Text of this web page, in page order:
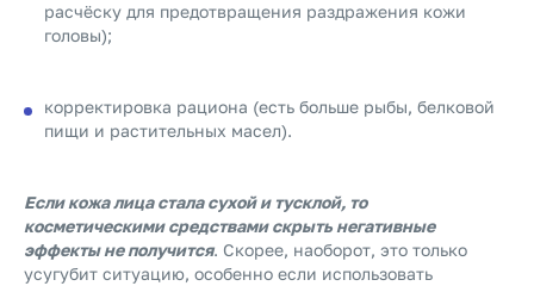
расчёску для предотвращения раздражения кожи
головы);
корректировка рациона (есть больше рыбы, белковой
пищи и растительных масел).
Если кожа лица стала сухой и тусклой, то
косметическими средствами скрыть негативные
эффекты не получится. Скорее, наоборот, это только
усугубит ситуацию, особенно если использовать